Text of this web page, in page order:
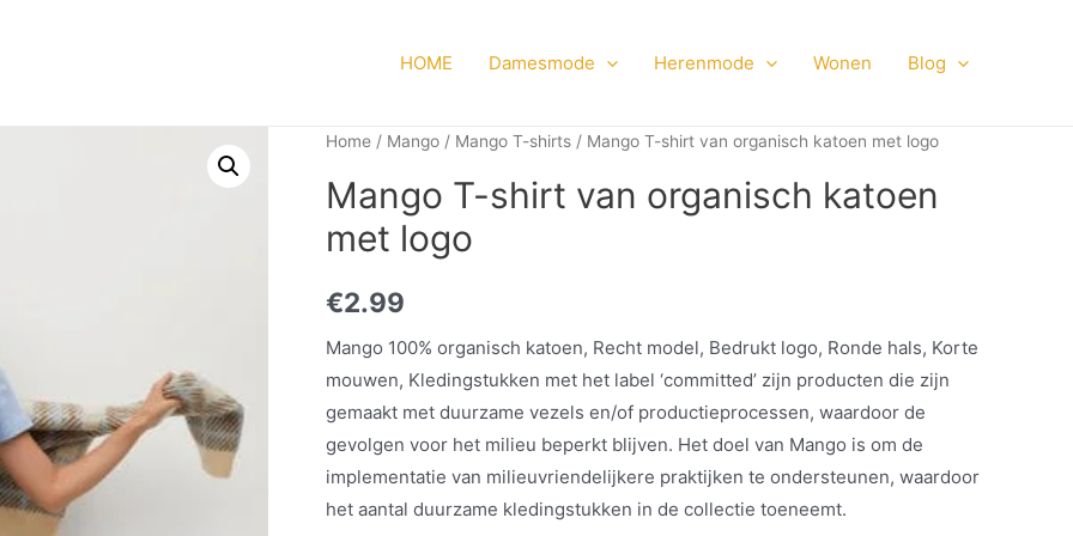
HOME Damesmode Herenmode Wonen Blog
Home / Mango / Mango T-shirts / Mango T-shirt van organisch katoen met logo
Mango T-shirt van organisch katoen
met logo
€2.99
Mango 100% organisch katoen, Recht model, Bedrukt logo, Ronde hals, Korte
mouwen, Kledingstukken met het label ‘committed’ zijn producten die zijn
gemaakt met duurzame vezels en/of productieprocessen, waardoor de
gevolgen voor het milieu beperkt blijven. Het doel van Mango is om de
implementatie van milieuvriendelijkere praktijken te ondersteunen, waardoor
het aantal duurzame kledingstukken in de collectie toeneemt.